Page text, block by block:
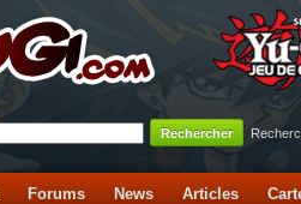
Forums News Articles